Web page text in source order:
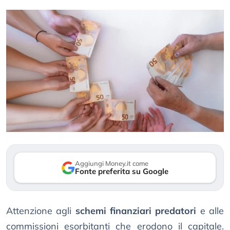
Aggiungi Money.it come
Fonte preferita su Google
Attenzione agli schemi finanziari predatori e alle
commissioni esorbitanti che erodono il capitale.